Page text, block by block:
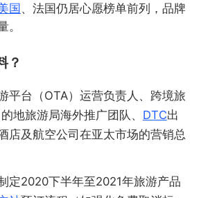
国、法国仍居心愿榜单前列，品牌
。
？
平台（OTA）运营负责人、跨境旅
地旅游局海外推广团队、 DTC出
店及航空公司在亚太市场的营销总
定2020下半年至2021年旅游产品